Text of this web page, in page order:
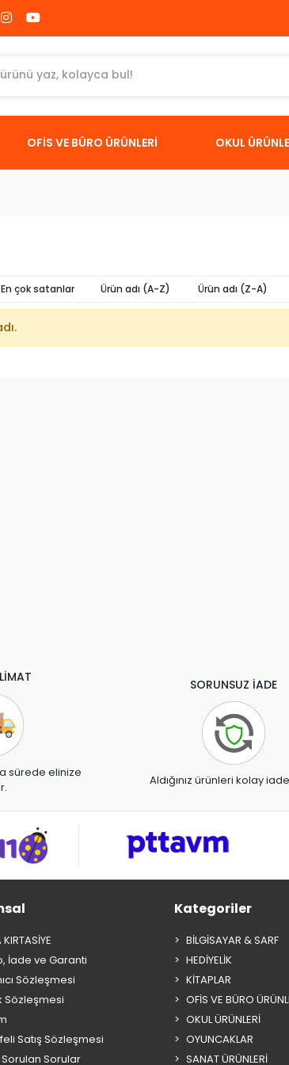
OFİS VE BÜRO ÜRÜNLERİ OKUL
En çok satanlar Ürün adı (A-Z) Ürün adı (Z-A)
sürede elinize
SORUNSUZ İADE
Aldığınız ürünleri kolay
İade ve Garanti
Sözleşmesi
Sözleşmesi
Satış Sözleşmesi
Sorulan Sorular
Kategoriler
BİLGİSAYAR & SARF
HEDİYELİK
KİTAPLAR
OFİS VE BÜRO
OKUL ÜRÜNLERİ
OYUNCAKLAR
SANAT ÜRÜNLERİ